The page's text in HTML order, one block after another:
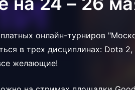
онлайн-турниров
в трех дисциплинах: Dota
желающие!